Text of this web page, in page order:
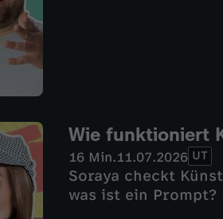
Wie funktioniert
16 Min.11.07.2026 UT
Soraya checkt
was ist ein